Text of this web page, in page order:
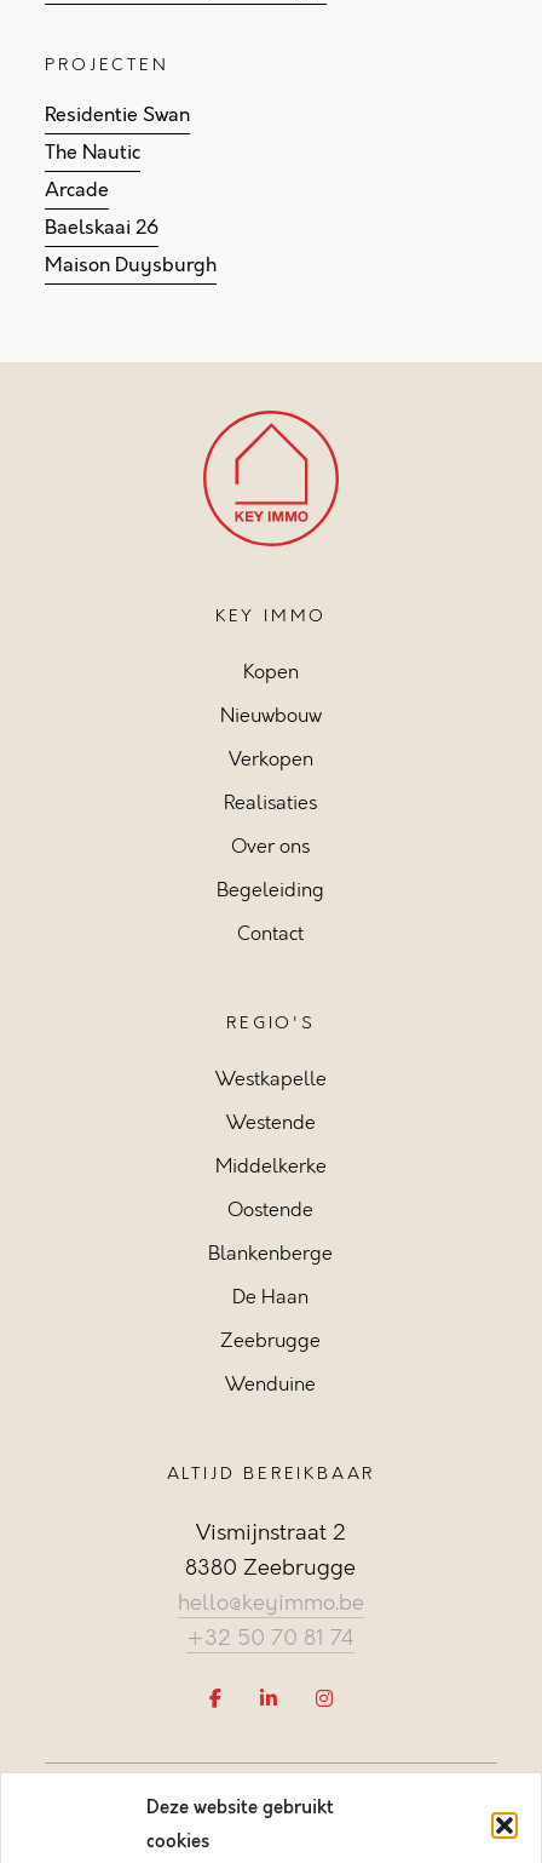
Deze website gebruikt
cookies
PROJECTEN
Residentie Swan
The Nautic
Arcade
Baelskaai 26
Maison Duysburgh
KEY IMMO
Kopen
Nieuwbouw
Verkopen
Realisaties
Over ons
Begeleiding
Contact
REGIO'S
Westkapelle
Westende
Middelkerke
Oostende
Blankenberge
De Haan
Zeebrugge
Wenduine
ALTIJD BEREIKBAAR
Vismijnstraat 2
8380 Zeebrugge
hello@keyimmo.be
+32 50 70 81 74